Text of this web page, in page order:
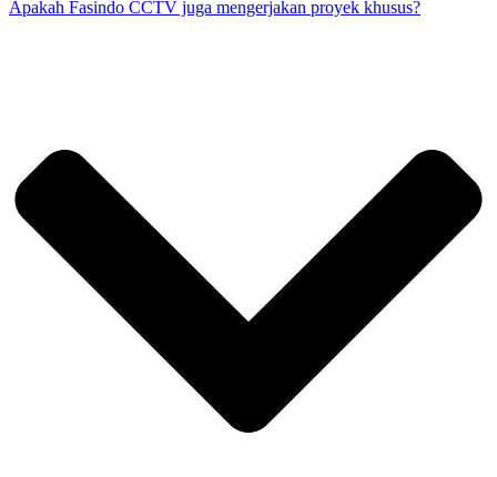
Apakah Fasindo CCTV juga mengerjakan proyek khusus?